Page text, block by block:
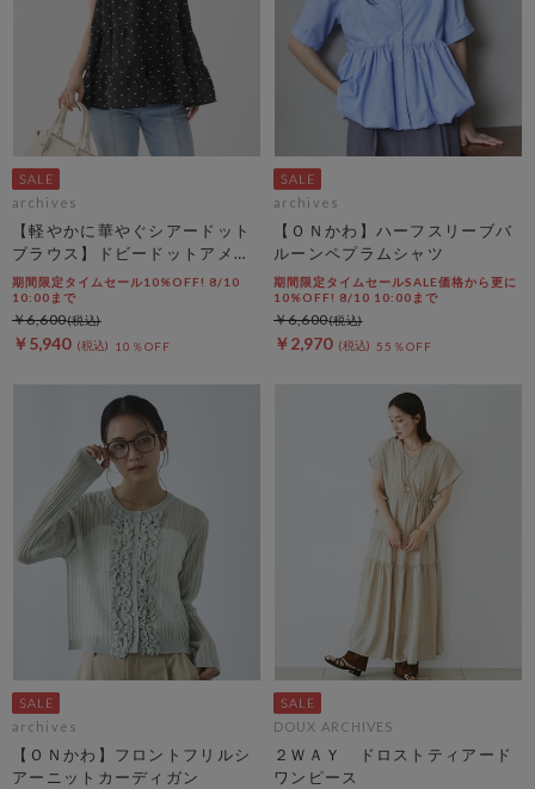
archives
【軽やかに華やぐシアードット
ブラウス】ドビードットアメス
リティアードブラウス
期間限定タイムセール10%OFF! 8/10
10:00まで
￥5,940 10％OFF
￥6,600
archives
【ＯＮかわ】ハーフスリーブバ
ルーンペプラムシャツ
期間限定タイムセールSALE価格から更に
10%OFF! 8/10 10:00まで
￥2,970 55％OFF
￥6,600
archives
【ＯＮかわ】フロントフリルシ
アーニットカーディガン
DOUX ARCHIVES
２ＷＡＹ ドロストティアード
ワンピース